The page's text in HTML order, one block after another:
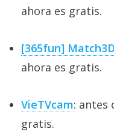
ahora es gratis.
[365fun] Match3D
ahora es gratis.
VieTVcam: antes
gratis.